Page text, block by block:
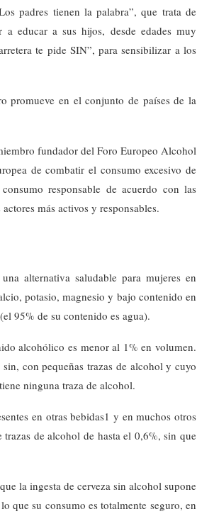
padres tienen la palabra”, que trata de
educar a sus hijos, desde edades muy
te pide SIN”, para sensibilizar a los
promueve en el conjunto de países de la
fundador del Foro Europeo Alcohol
de combatir el consumo excesivo de
responsable de acuerdo con las
más activos y responsables.
alternativa saludable para mujeres en
potasio, magnesio y bajo contenido en
95% de su contenido es agua).
alcohólico es menor al 1% en volumen.
con pequeñas trazas de alcohol y cuyo
ninguna traza de alcohol.
en otras bebidas1 y en muchos otros
de alcohol de hasta el 0,6%, sin que
la ingesta de cerveza sin alcohol supone
que su consumo es totalmente seguro, en